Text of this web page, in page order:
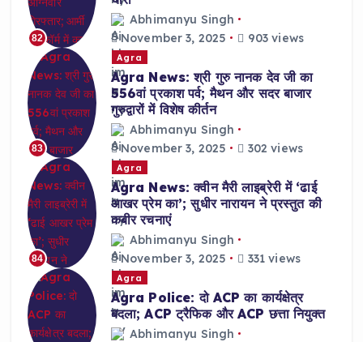
82
Abhimanyu Singh
November 3, 2025
903 views
83
Agra
Agra News: श्री गुरु नानक देव जी का
556वां प्रकाश पर्व; मैथन और सदर बाजार
गुरुद्वारों में विशेष कीर्तन
Abhimanyu Singh
November 3, 2025
302 views
84
Agra
Agra News: क्वीन मैरी लाइब्रेरी में ‘ढाई
आखर प्रेम का’; सुधीर नारायन ने प्रस्तुत की
कबीर रचनाएं
Abhimanyu Singh
November 3, 2025
331 views
Agra
Agra Police: दो ACP का कार्यक्षेत्र
बदला; ACP ट्रैफिक और ACP छत्ता नियुक्त
Abhimanyu Singh